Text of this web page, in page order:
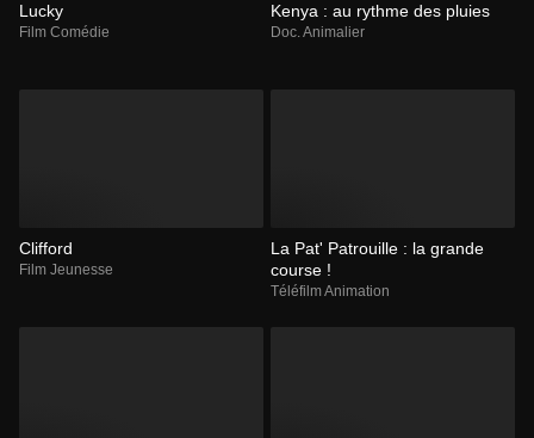
Lucky
Film Comédie
Kenya : au rythme des pluies
Doc. Animalier
Clifford
Film Jeunesse
La Pat' Patrouille : la grande
course !
Téléfilm Animation